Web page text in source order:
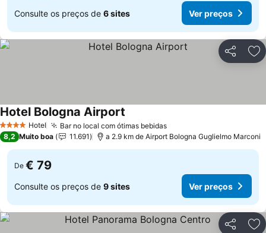
Consulte os preços de 6 sites Ver preços
Partilhar
4 EstrelasHotel Bar no local com ótimas bebidas
Hotel Bologna Airport
8,2 Muito boa 11.691 a 2.9 km de Airport Bologna Guglielmo Marconi
De € 79
Consulte os preços de 9 sites Ver preços
Partilhar